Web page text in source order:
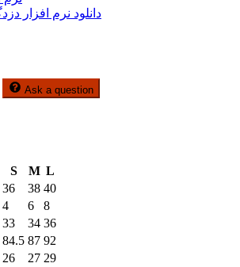
Ask a question
S M L
36 38 40
4 6
8
33 34 36
84.5 87 92
26 27 29